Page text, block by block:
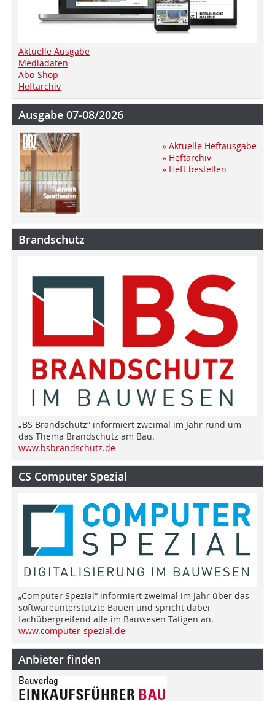
Aktuelle Ausgabe
Mediadaten
Abo-Shop
Heftarchiv
Ausgabe 07-08/2026
» Aktuelle Heftausgabe
» Heftarchiv
» Heft bestellen
Brandschutz
„BS Brandschutz“ informiert zweimal im Jahr rund um
das Thema Brandschutz am Bau.
www.bsbrandschutz.de
CS Computer Spezial
„Computer Spezial“ informiert zweimal im Jahr über das
softwareunterstützte Bauen und spricht dabei
fachübergreifend alle im Bauwesen Tätigen an.
www.computer-spezial.de
Anbieter finden